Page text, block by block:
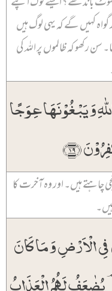
کہیں گے کہ یہی لوگ ہیں
رکھو کہ ظالموں پر اللہ کی
وَ یَبۡغُوۡنَہَا عِوَجًا
﴿۱۹﴾
چاہتے ہیں۔ اور وہ آخرت کا
الۡاَرۡضِ وَ مَا کَانَ
یُضٰعَفُ لَہُمُ الۡعَذَابُ